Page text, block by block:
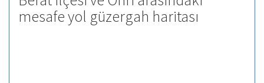
mesafe yol güzergah haritası